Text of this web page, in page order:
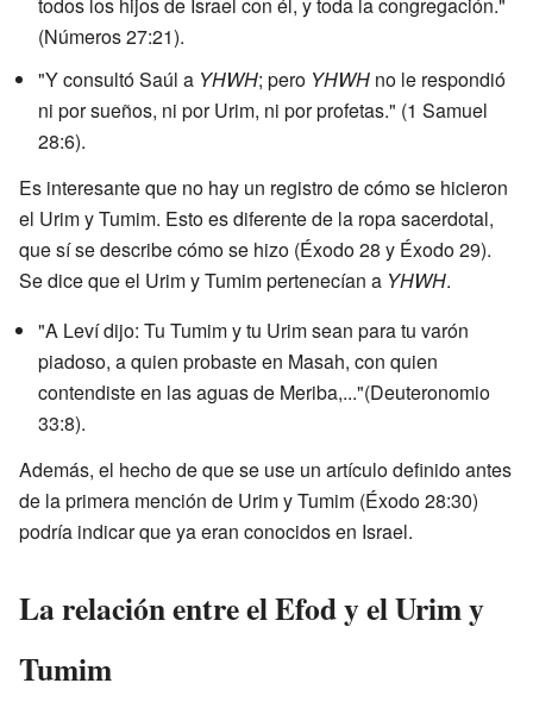
todos los hijos de Israel con él, y toda la congregación."
(Números 27:21).
"Y consultó Saúl a YHWH; pero YHWH no le respondió
ni por sueños, ni por Urim, ni por profetas." (1 Samuel
28:6).
Es interesante que no hay un registro de cómo se hicieron
el Urim y Tumim. Esto es diferente de la ropa sacerdotal,
que sí se describe cómo se hizo (Éxodo 28 y Éxodo 29).
Se dice que el Urim y Tumim pertenecían a YHWH.
"A Leví dijo: Tu Tumim y tu Urim sean para tu varón
piadoso, a quien probaste en Masah, con quien
contendiste en las aguas de Meriba,..."(Deuteronomio
33:8).
Además, el hecho de que se use un artículo definido antes
de la primera mención de Urim y Tumim (Éxodo 28:30)
podría indicar que ya eran conocidos en Israel.
La relación entre el Efod y el Urim y
Tumim